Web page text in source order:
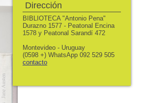
Dirección
BIBLIOTECA "Antonio Pena"
Durazno 1577 - Peatonal Encina
1578 y Peatonal Sarandí 472
Montevideo - Uruguay
(0598 +) WhatsApp 092 529 505
contacto